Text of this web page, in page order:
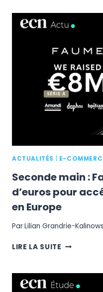
LIVE
EN
:
TOUT
SAVOIR
SUR
CE
NOUVEAU
LEVIER
ACTUALITÉS E-
Seconde main :
d’euros pour
en Europe
ParLilian Grandrie-
LIRE LA SUITE SECONDE
FAUME
LÈVE